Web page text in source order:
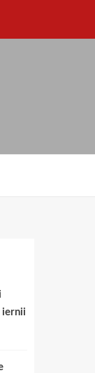
iernii